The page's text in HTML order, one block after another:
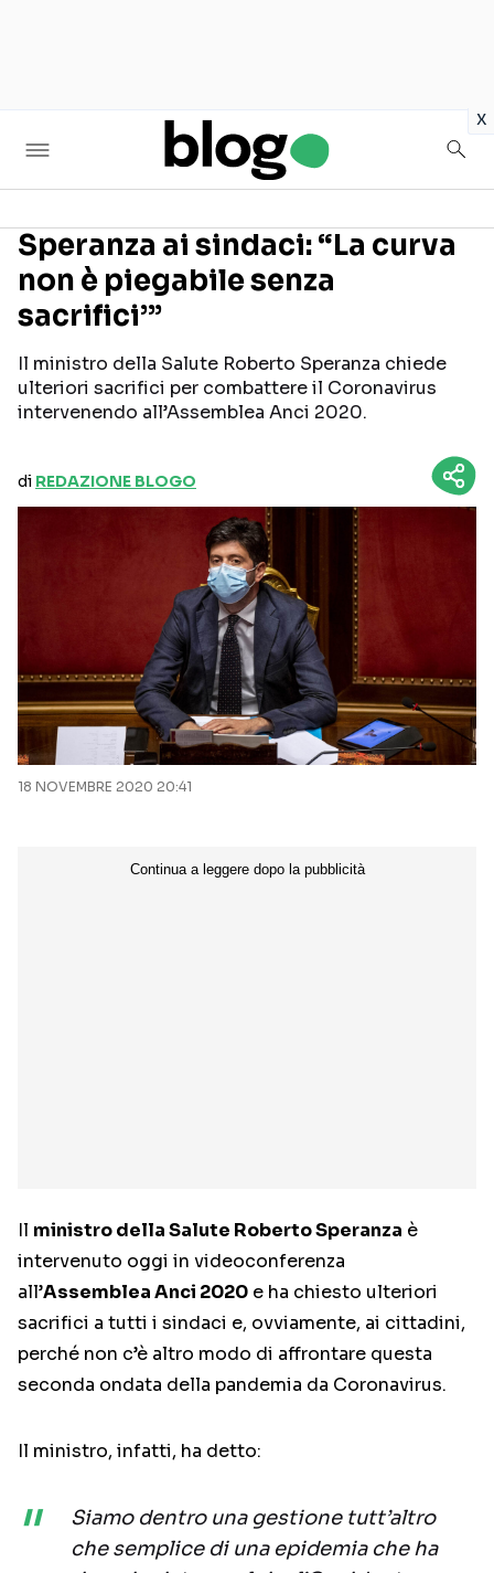
x
Seguici sui social
Speranza ai sindaci: “La curva
non è piegabile senza
sacrifici’”
Il ministro della Salute Roberto Speranza chiede
ulteriori sacrifici per combattere il Coronavirus
intervenendo all’Assemblea Anci 2020.
di REDAZIONE BLOGO
18 NOVEMBRE 2020 20:41
Il ministro della Salute Roberto Speranza è
intervenuto oggi in videoconferenza
all’Assemblea Anci 2020 e ha chiesto ulteriori
sacrifici a tutti i sindaci e, ovviamente, ai cittadini,
perché non c’è altro modo di affrontare questa
seconda ondata della pandemia da Coronavirus.
Il ministro, infatti, ha detto:
Siamo dentro una gestione tutt’altro
che semplice di una epidemia che ha